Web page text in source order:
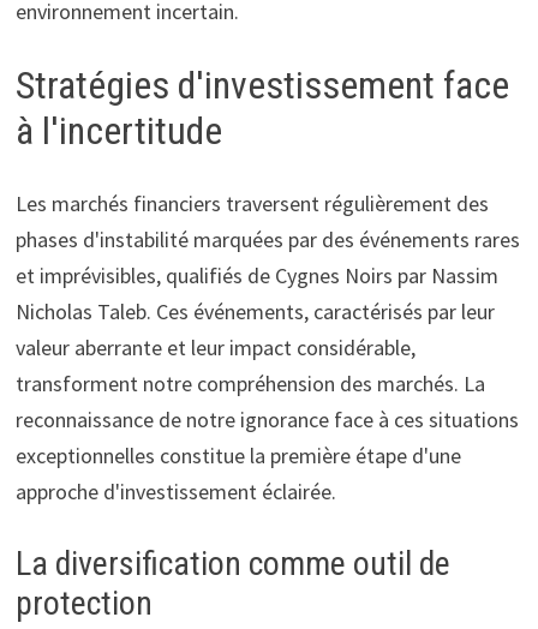
environnement incertain.
Stratégies d'investissement face
à l'incertitude
Les marchés financiers traversent régulièrement des
phases d'instabilité marquées par des événements rares
et imprévisibles, qualifiés de Cygnes Noirs par Nassim
Nicholas Taleb. Ces événements, caractérisés par leur
valeur aberrante et leur impact considérable,
transforment notre compréhension des marchés. La
reconnaissance de notre ignorance face à ces situations
exceptionnelles constitue la première étape d'une
approche d'investissement éclairée.
La diversification comme outil de
protection